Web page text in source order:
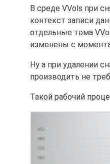
В среде VVols при
контекст записи
отдельные тома
изменены с
Ну а при удалении
производить не
Такой рабочий